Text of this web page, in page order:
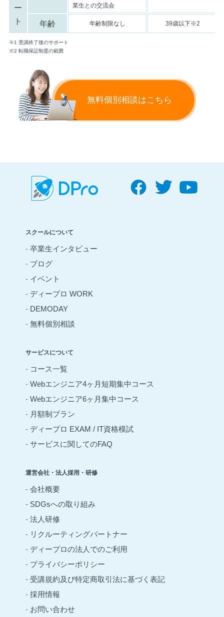
ー
ト
業生との交流会
年齢 年齢制限なし 39歳以下※2
※1 受講終了後のサポート
※2 転職保証制度の範囲
無料個別相談はこちら
スクールについて
- 卒業生インタビュー
- ブログ
- イベント
- ディープロ WORK
- DEMODAY
- 無料個別相談
サービスについて
- コース一覧
- Webエンジニア4ヶ月短期集中コース
- Webエンジニア6ヶ月集中コース
- 月額制プラン
- ディープロ EXAM / IT資格模試
- サービスに関してのFAQ
運営会社・法人採用・研修
- 会社概要
- SDGsへの取り組み
- 法人研修
- リクルーティングパートナー
- ディープロの法人でのご利用
- プライバシーポリシー
- 受講規約及び特定商取引法に基づく表記
- 採用情報
- お問い合わせ